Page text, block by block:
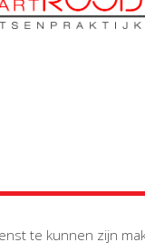
te kunnen zijn